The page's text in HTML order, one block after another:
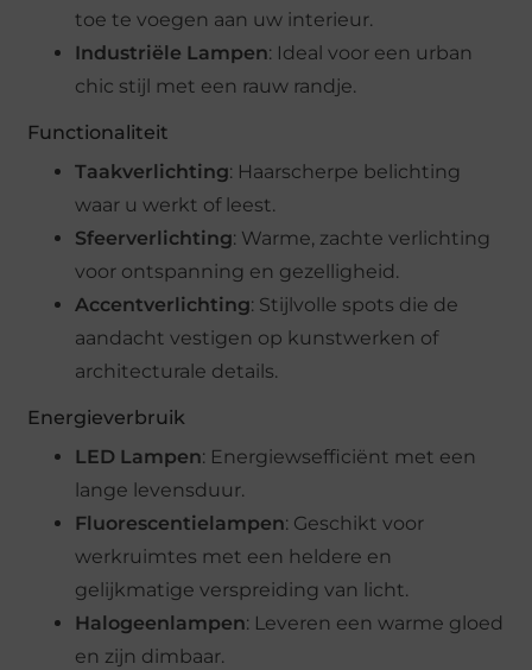
toe te voegen aan uw interieur.
Industriële Lampen: Ideal voor een urban
chic stijl met een rauw randje.
Functionaliteit
Taakverlichting: Haarscherpe belichting
waar u werkt of leest.
Sfeerverlichting: Warme, zachte verlichting
voor ontspanning en gezelligheid.
Accentverlichting: Stijlvolle spots die de
aandacht vestigen op kunstwerken of
architecturale details.
Energieverbruik
LED Lampen: Energiewsefficiënt met een
lange levensduur.
Fluorescentielampen: Geschikt voor
werkruimtes met een heldere en
gelijkmatige verspreiding van licht.
Halogeenlampen: Leveren een warme gloed
en zijn dimbaar.